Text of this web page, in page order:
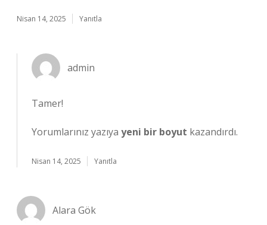
Nisan 14, 2025 Yanıtla
admin
Tamer!
Yorumlarınız yazıya yeni bir boyut kazandırdı.
Nisan 14, 2025 Yanıtla
Alara Gök